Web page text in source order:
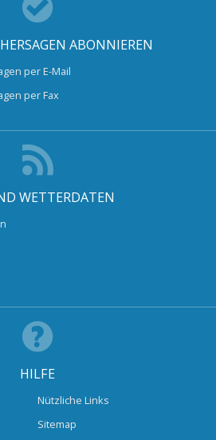
ABONNIEREN
per E-Mail
per Fax
WETTERDATEN
HILFE
Nützliche Links
Sitemap